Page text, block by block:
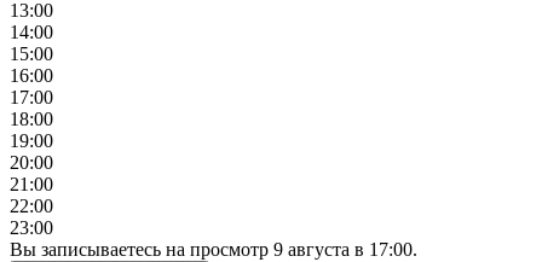
13:00
14:00
15:00
16:00
17:00
18:00
19:00
20:00
21:00
22:00
23:00
Вы записываетесь на просмотр 9 августа в 17:00.